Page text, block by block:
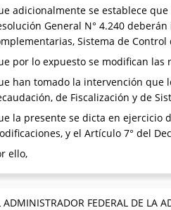
adicionalmente se establece
General N° 4.240
Sistema de Control
por lo expuesto se modifican las
han tomado la intervención que
de Fiscalización y de
la presente se dicta en ejercicio
y el Artículo 7° del
ello,
ADMINISTRADOR FEDERAL DE LA